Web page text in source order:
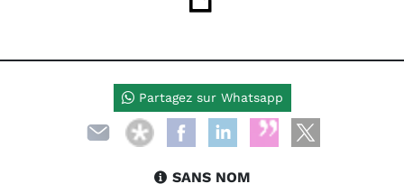
SANS NOM
Partagez sur Whatsapp